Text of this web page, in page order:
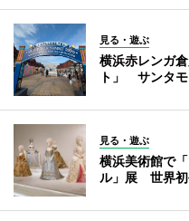
見る・遊ぶ
横浜赤レンガ
ト」 サンタ
見る・遊ぶ
横浜美術館で
ル」展 世界初